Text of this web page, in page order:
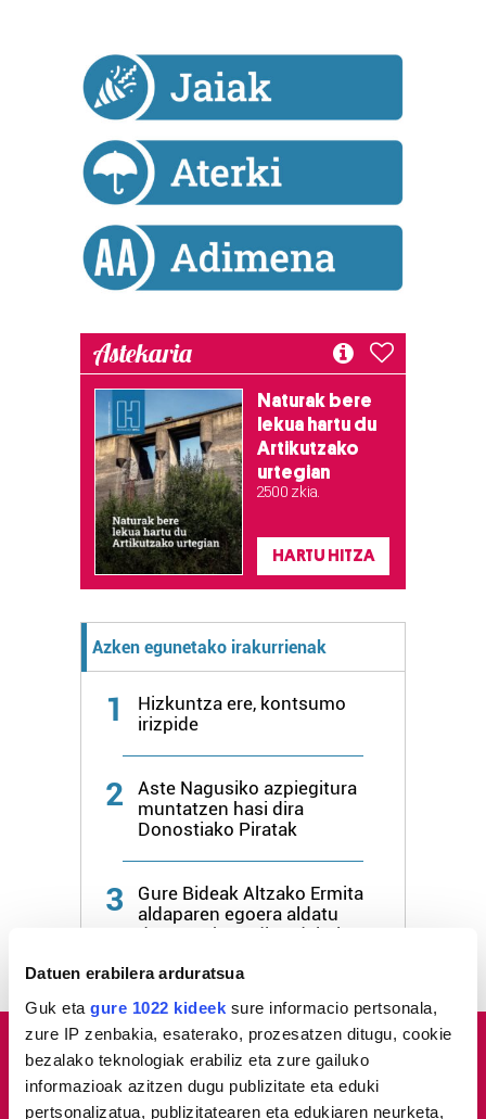
Datuen erabilera arduratsua
Guk eta gure 1022 kideek sure informacio pertsonala,
zure IP zenbakia, esaterako, prozesatzen ditugu, cookie
bezalako teknologiak erabiliz eta zure gailuko
informazioak azitzen dugu publizitate eta eduki
pertsonalizatua, publizitatearen eta edukiaren neurketa,
Astekaria
Naturak bere
lekua hartu du
Artikutzako
urtegian
2.500 zkia.
HARTU HITZA
Azken egunetako irakurrienak
1
Hizkuntza ere, kontsumo
irizpide
2
Aste Nagusiko azpiegitura
muntatzen hasi dira
Donostiako Piratak
3
Gure Bideak Altzako Ermita
aldaparen egoera aldatu
dezan eskatu dio udalari